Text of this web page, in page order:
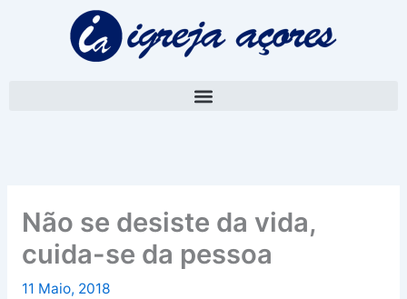
Não se desiste da vida,
cuida-se da pessoa
11 Maio, 2018